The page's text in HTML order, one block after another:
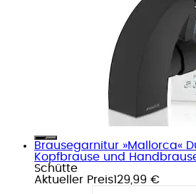
Brausegarnitur »Mallorca«
Kopfbrause und
Schütte
Aktueller Preis129,99 €